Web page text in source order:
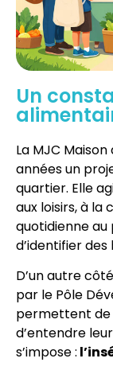
Un
La MJC
années un
quartier. Elle
aux loisirs, à la
quotidienne
d’identifier
D’un autre
par le Pôle
permettent de
d’entendre
s’impose :